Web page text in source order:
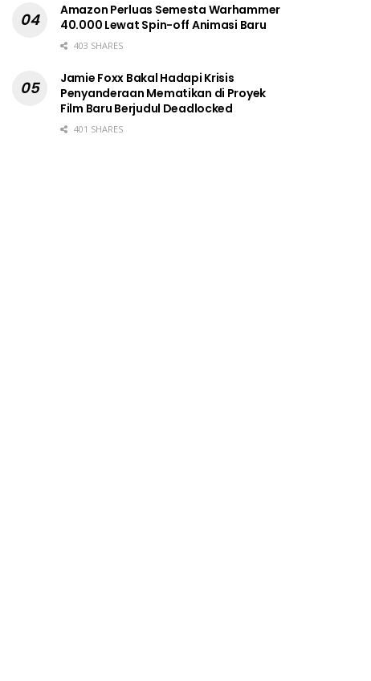
Amazon Perluas Semesta Warhammer
40.000 Lewat Spin-off Animasi Baru
403 SHARES
Jamie Foxx Bakal Hadapi Krisis
Penyanderaan Mematikan di Proyek
Film Baru Berjudul Deadlocked
401 SHARES